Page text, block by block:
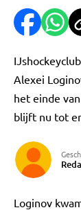
Alexei
het einde
blijft nu tot
Loginov